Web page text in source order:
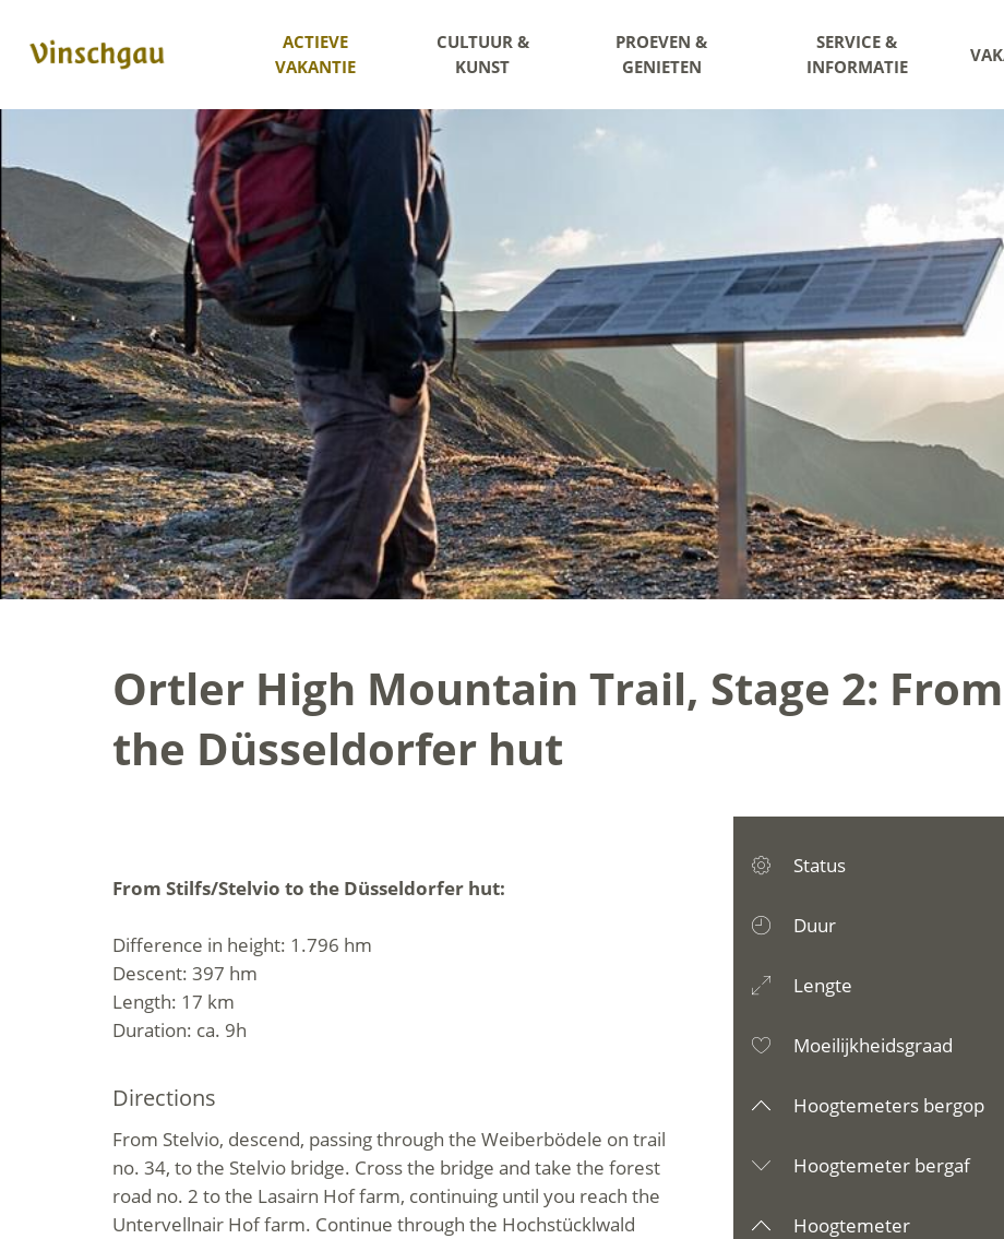
ACTIEVE
VAKANTIE
CULTUUR &
KUNST
PROEVEN &
GENIETEN
SERVICE &
INFORMATIE
Ortler High Mountain Trail, Stage 2:
the Düsseldorfer hut
From Stilfs/Stelvio to the Düsseldorfer hut:
Difference in height: 1.796 hm
Descent: 397 hm
Length: 17 km
Duration: ca. 9h
Directions
From Stelvio, descend, passing through the Weiberbödele on trail
no. 34, to the Stelvio bridge. Cross the bridge and take the forest
road no. 2 to the Lasairn Hof farm, continuing until you reach the
Untervellnair Hof farm. Continue through the Hochstücklwald
Status
Duur
Lengte
Moeilijkheidsgraad
Hoogtemeters bergop
Hoogtemeter bergaf
Hoogtemeter